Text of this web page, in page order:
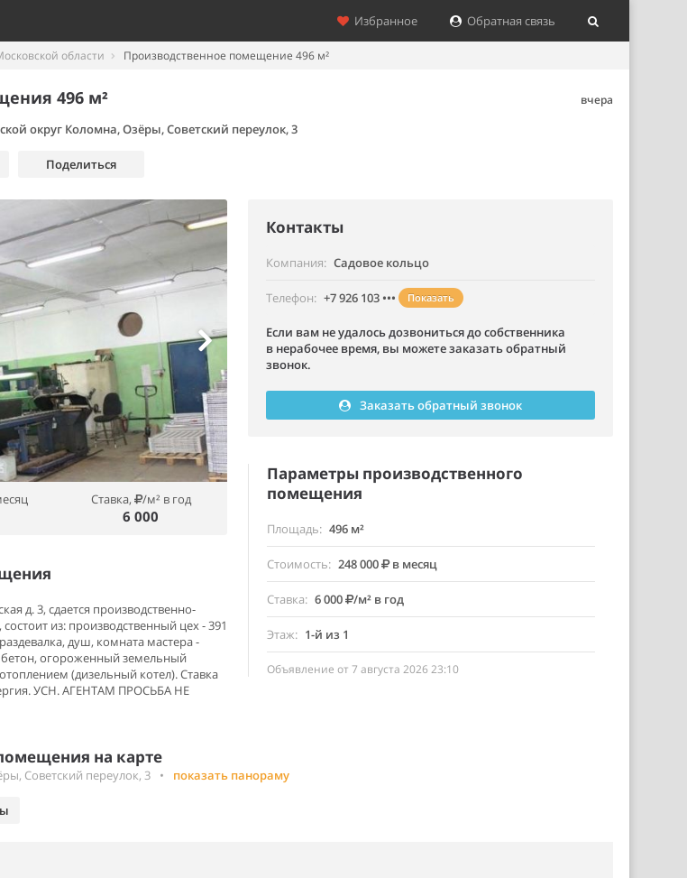
Избранное Обратная связь
области Производственное помещение 496 м²
496 м² вчера
округ Коломна, Озёры, Советский переулок, 3
Поделиться
Ставка, /м² в год
6 000
д. 3, сдается производственно-
из: производственный цех - 391
душ, комната мастера -
бетон, огороженный земельный
(дизельный котел). Ставка
УСН. АГЕНТАМ ПРОСЬБА НЕ
Контакты
Компания Садовое кольцо
Телефон +7 926 103 ••• Показать
Если вам не удалось дозвониться до собственника
в нерабочее время, вы можете заказать обратный
звонок.
Заказать обратный звонок
Параметры производственного
помещения
Площадь 496 м²
Стоимость 248 000 в месяц
Ставка 6 000 /м² в год
Этаж 1-й из 1
Объявление от 7 августа 2026 23:10
на карте
Советский переулок, 3 • показать панораму